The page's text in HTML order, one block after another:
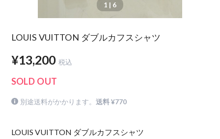
1 | 6
LOUIS VUITTON ダブルカフスシャツ
¥13,200 税込
SOLD OUT
別途送料がかかります。送料 ¥770
LOUIS VUITTON ダブルカフスシャツ